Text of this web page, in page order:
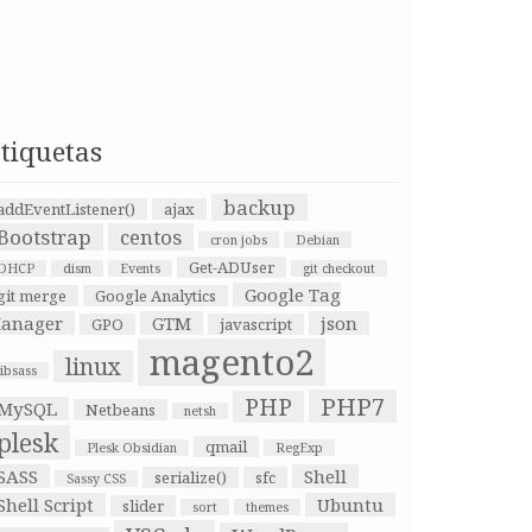
ajax
backup
centos cron jobs
Debian
dism Events Get-ADUser git checkout
merge Google Analytics
Google Tag
GPO GTM javascript json
linux magento2
Netbeans netsh PHP PHP7
Plesk Obsidian qmail RegExp
Sassy CSS serialize() sfc
Shell
Script
slider sort themes Ubuntu